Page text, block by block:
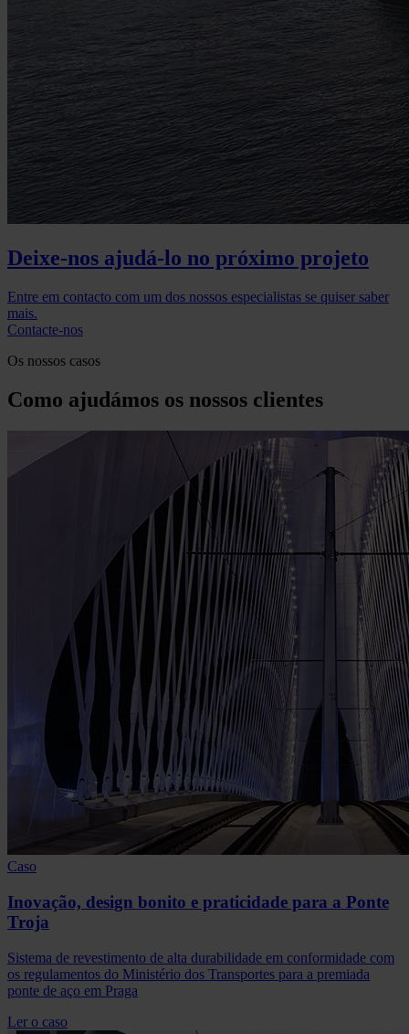
Deixe-nos ajudá-lo no próximo projeto
Entre em contacto com um dos nossos especialistas se quiser saber
mais.
Contacte-nos
Os nossos casos
Como ajudámos os nossos clientes
Caso
Inovação, design bonito e praticidade para a Ponte
Troja
Sistema de revestimento de alta durabilidade em conformidade com
os regulamentos do Ministério dos Transportes para a premiada
ponte de aço em Praga
Ler o caso